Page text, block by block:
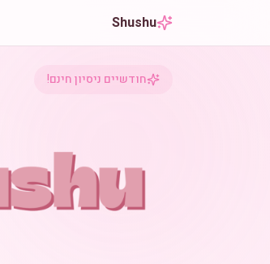
Shushu
חודשיים ניסיון חינם!